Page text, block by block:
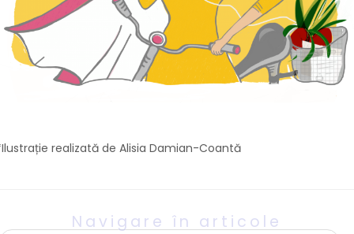
realizată de Alisia Damian-Coantă
Navigare în articole